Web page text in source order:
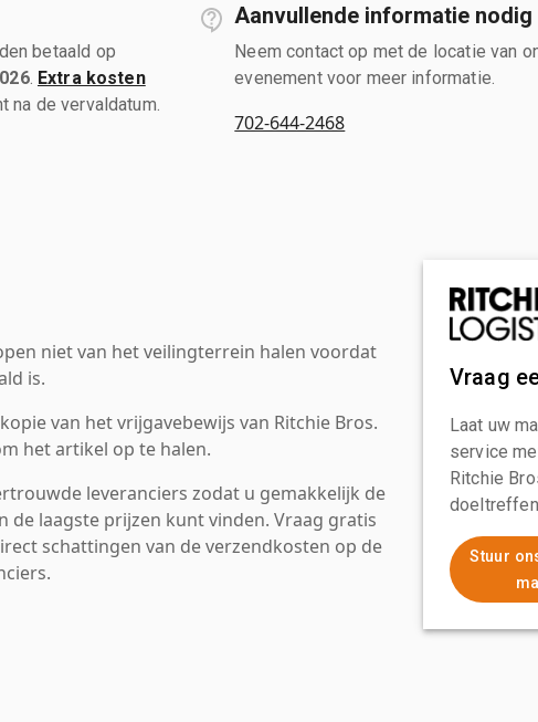
betaald op
. Extra kosten
na de vervaldatum.
Aanvullende informatie nodig
Neem contact op met de locatie van
evenement voor meer informatie.
702-644-2468
niet van het veilingterrein halen voordat
is.
van het vrijgavebewijs van Ritchie Bros.
het artikel op te halen.
leveranciers zodat u gemakkelijk de
de laagste prijzen kunt vinden. Vraag gratis
schattingen van de verzendkosten op de
Vraag
Laat uw
service
Ritchie
Stuur